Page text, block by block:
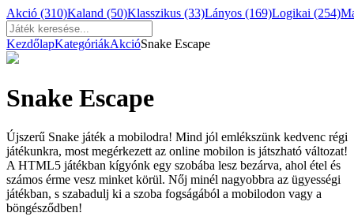
Akció (310)Kaland (50)Klasszikus (33)Lányos (169)Logikai (254)
KezdőlapKategóriákAkcióSnake Escape
Snake Escape
Újszerű Snake játék a mobilodra! Mind jól emlékszünk kedvenc régi
játékunkra, most megérkezett az online mobilon is játszható változat!
A HTML5 játékban kígyónk egy szobába lesz bezárva, ahol étel és
számos érme vesz minket körül. Nőj minél nagyobbra az ügyességi
játékban, s szabadulj ki a szoba fogságából a mobilodon vagy a
böngésződben!